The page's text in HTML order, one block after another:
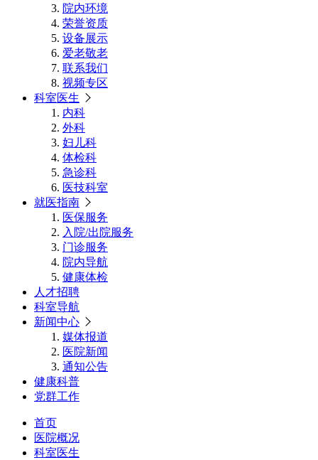
院内环境
荣誉资质
设备展示
爱老敬老
联系我们
视频专区
科室医生
内科
外科
妇儿科
体检科
急诊科
医技科室
就医指南
医保服务
入院/出院服务
门诊服务
院内导航
健康体检
人才招聘
科室导航
新闻中心
媒体报道
医院新闻
通知公告
健康科普
党群工作
首页
医院概况
科室医生